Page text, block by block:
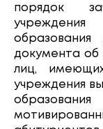
порядок
документа об
лиц,
учреждения